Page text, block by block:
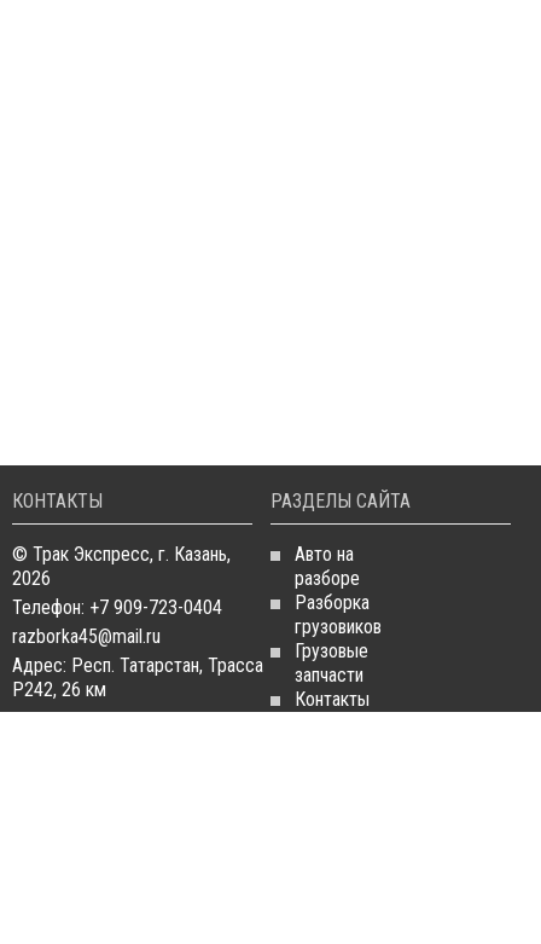
КОНТАКТЫ
© Трак Экспресс, г. Казань,
2026
Телефон: +7 909-723-0404
razborka45@mail.ru
Адрес: Респ. Татарстан, Трасса
Р242, 26 км
РАЗДЕЛЫ САЙТА
Авто на
разборе
Разборка
грузовиков
Грузовые
запчасти
Контакты